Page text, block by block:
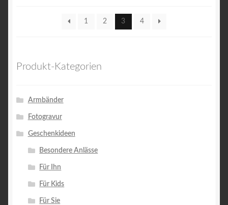
1 2 3 4
Produkt-Kategorien
Armbänder
Fotogravur
Geschenkideen
Besondere Anlässe
Für Ihn
Für Kids
Für Sie